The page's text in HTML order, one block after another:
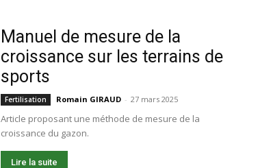
Manuel de mesure de la
croissance sur les terrains de
sports
Fertilisation Romain GIRAUD - 27 mars 2025
Article proposant une méthode de mesure de la
croissance du gazon.
Lire la suite